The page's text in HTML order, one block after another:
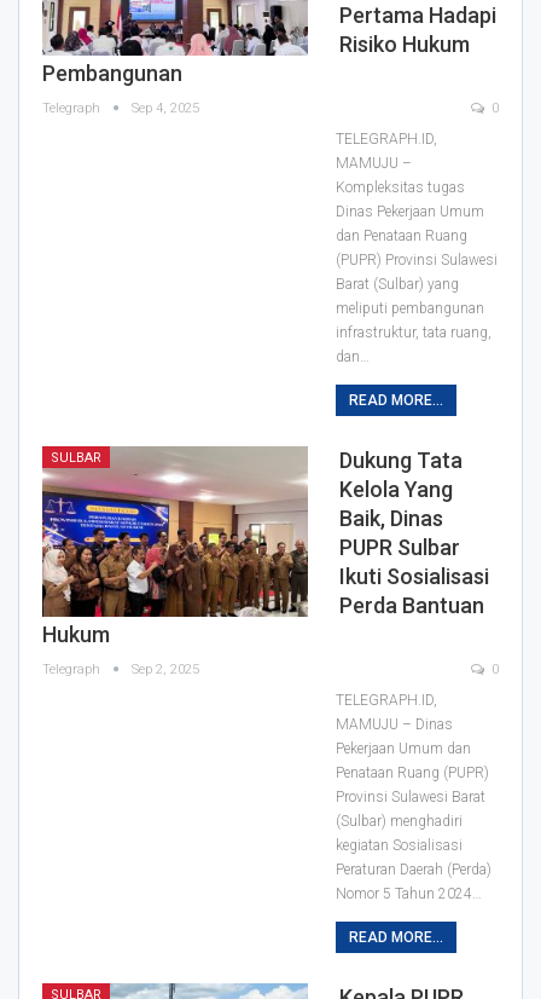
Pertama Hadapi
Risiko Hukum
Pembangunan
Telegraph Sep 4, 2025 0
TELEGRAPH.ID,
MAMUJU –
Kompleksitas tugas
Dinas Pekerjaan Umum
dan Penataan Ruang
(PUPR) Provinsi Sulawesi
Barat (Sulbar) yang
meliputi pembangunan
infrastruktur, tata ruang,
dan…
READ MORE...
SULBAR
Dukung Tata
Kelola Yang
Baik, Dinas
PUPR Sulbar
Ikuti Sosialisasi
Perda Bantuan
Hukum
Telegraph Sep 2, 2025 0
TELEGRAPH.ID,
MAMUJU – Dinas
Pekerjaan Umum dan
Penataan Ruang (PUPR)
Provinsi Sulawesi Barat
(Sulbar) menghadiri
kegiatan Sosialisasi
Peraturan Daerah (Perda)
Nomor 5 Tahun 2024…
READ MORE...
SULBAR